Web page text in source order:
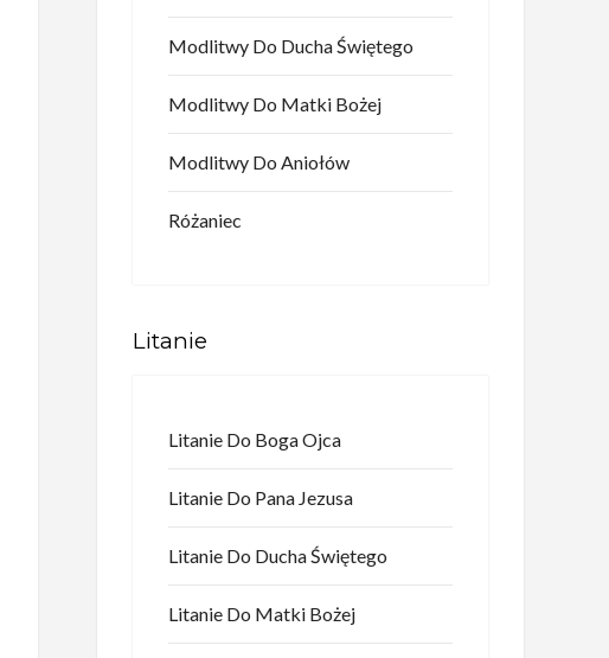
Modlitwy Do Ducha Świętego
Modlitwy Do Matki Bożej
Modlitwy Do Aniołów
Różaniec
Litanie
Litanie Do Boga Ojca
Litanie Do Pana Jezusa
Litanie Do Ducha Świętego
Litanie Do Matki Bożej